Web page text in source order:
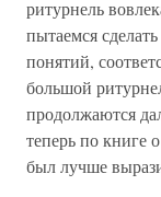
ритурнель
пытаемся
понятий,
большой
продолжаются
теперь по
был лучше